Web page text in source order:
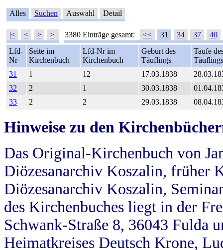
Alles Suchen Auswahl Detail
|< < > >| 3380 Einträge gesamt: << 31 34 37
40
Lfd-
Nr
Seite im
Kirchenbuch
Lfd-Nr im
Kirchenbuch
Geburt des
Täuflings
Taufe
Täuflings
31
1 12 17.03.1838
32
2 1 30.03.1838
33
2 2 29.03.1838
Hinweise zu den
Das Original-Kirchenbuch von
Diözesanarchiv Koszalin, früher
Diözesanarchiv Koszalin,
des Kirchenbuches liegt in der
Schwank-Straße 8, 36043 Fulda
Heimatkreises Deutsch Krone,